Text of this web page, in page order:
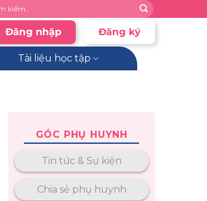
Đăng nhập Đăng ký
Tài liệu học tập
GÓC PHỤ HUYNH
Tin tức & Sự kiện
Chia sẻ phụ huynh